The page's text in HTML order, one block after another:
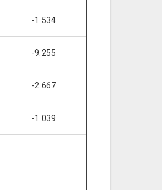
-1.534
-9.255
-2.667
-1.039